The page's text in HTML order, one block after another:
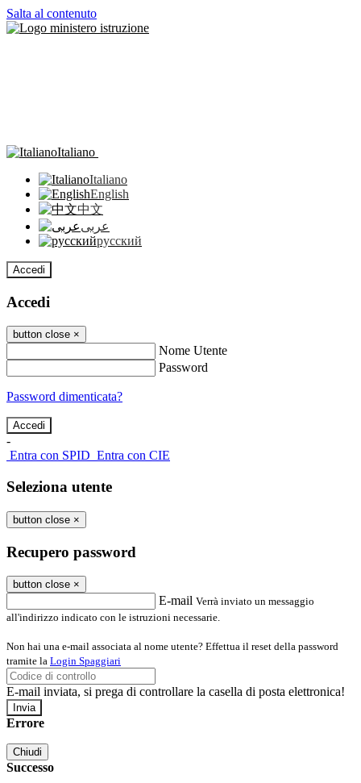
Salta al contenuto
Italiano
Italiano
English
中文
عربى
русский
Accedi
Accedi
button close ×
Nome Utente
Password
Password dimenticata?
-
Entra con SPID Entra con CIE
Seleziona utente
button close ×
Recupero password
button close ×
E-mail Verrà inviato un messaggio
all'indirizzo indicato con le istruzioni necessarie.
Non hai una e-mail associata al nome utente? Effettua il reset della password
tramite la Login Spaggiari
E-mail inviata, si prega di controllare la casella di posta elettronica!
Errore
Chiudi
Successo